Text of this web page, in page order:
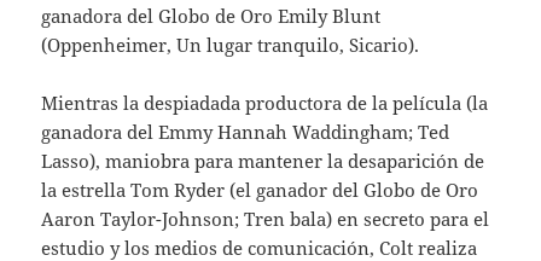
ganadora del Globo de Oro Emily Blunt
(Oppenheimer, Un lugar tranquilo, Sicario).
Mientras la despiadada productora de la película (la
ganadora del Emmy Hannah Waddingham; Ted
Lasso), maniobra para mantener la desaparición de
la estrella Tom Ryder (el ganador del Globo de Oro
Aaron Taylor-Johnson; Tren bala) en secreto para el
estudio y los medios de comunicación, Colt realiza